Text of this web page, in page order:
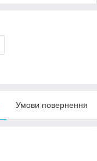
Умови повернення